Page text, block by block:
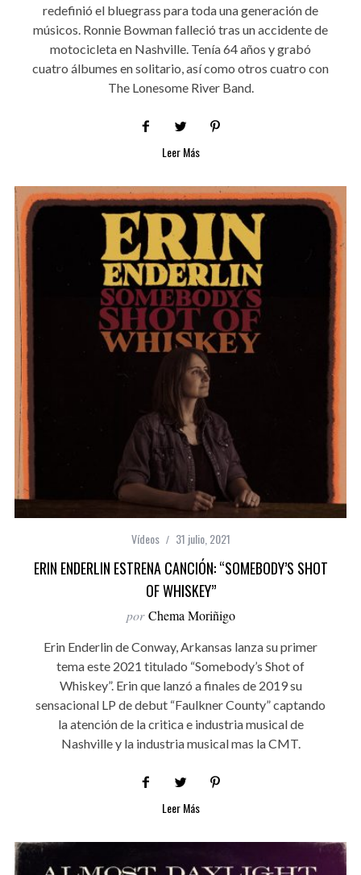
redefinió el bluegrass para toda una generación de
músicos. Ronnie Bowman falleció tras un accidente de
motocicleta en Nashville. Tenía 64 años y grabó
cuatro álbumes en solitario, así como otros cuatro con
The Lonesome River Band.
Leer Más
Vídeos 31 julio, 2021
ERIN ENDERLIN ESTRENA CANCIÓN: “SOMEBODY’S SHOT
OF WHISKEY”
por Chema Moriñigo
Erin Enderlin de Conway, Arkansas lanza su primer
tema este 2021 titulado “Somebody’s Shot of
Whiskey”. Erin que lanzó a finales de 2019 su
sensacional LP de debut “Faulkner County” captando
la atención de la critica e industria musical de
Nashville y la industria musical mas la CMT.
Leer Más